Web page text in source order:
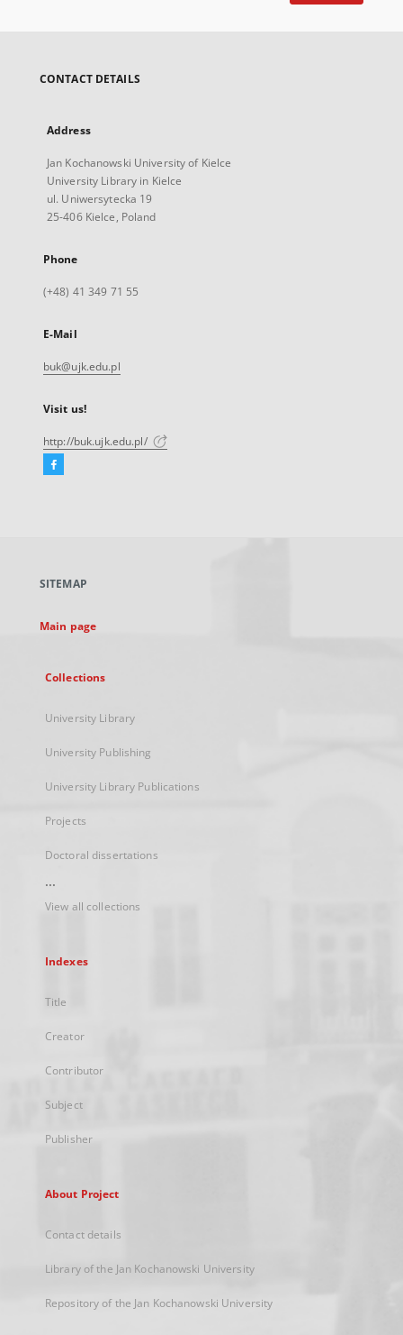
CONTACT DETAILS
Address
Jan Kochanowski University of Kielce
University Library in Kielce
ul. Uniwersytecka 19
25-406 Kielce, Poland
Phone
(+48) 41 349 71 55
E-Mail
buk@ujk.edu.pl
Visit us!
http://buk.ujk.edu.pl/
Facebook
new
SITEMAP
Main page
Collections
University Library
University Publishing
University Library Publications
Projects
Doctoral dissertations
...
View all collections
Indexes
Title
Creator
Contributor
Subject
Publisher
About Project
Contact details
Library of the Jan Kochanowski University
Repository of the Jan Kochanowski University